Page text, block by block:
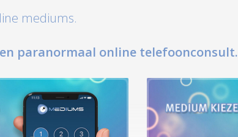
mediums.
paranormaal online telefoonconsult.